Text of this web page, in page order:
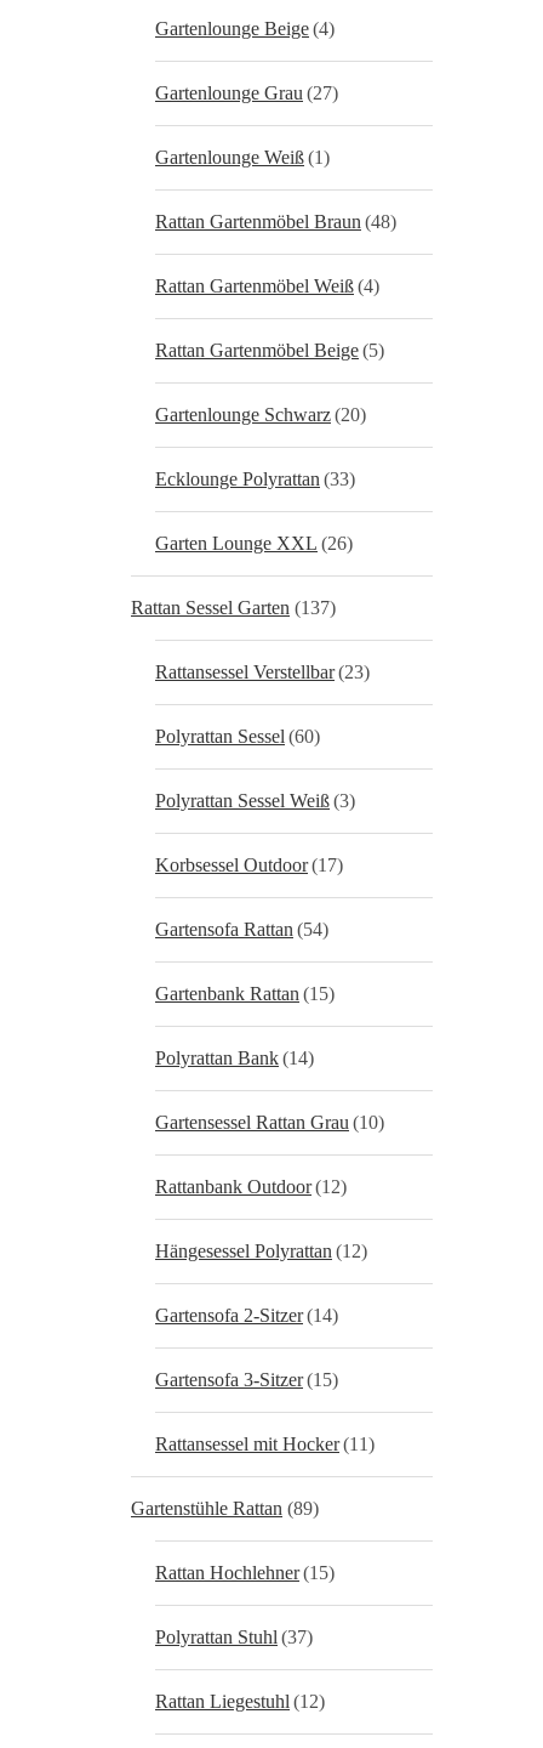
Gartenlounge Beige(4)
Gartenlounge Grau (27)
Gartenlounge Weiß(1)
Rattan Gartenmöbel Braun (48)
Rattan Gartenmöbel Weiß(4)
Rattan Gartenmöbel Beige(5)
Gartenlounge Schwarz(20)
Ecklounge Polyrattan (33)
Garten Lounge XXL (26)
Rattan Sessel Garten (137)
Rattansessel Verstellbar(23)
Polyrattan Sessel (60)
Polyrattan Sessel Weiß(3)
Korbsessel Outdoor(17)
Gartensofa Rattan (54)
Gartenbank Rattan (15)
Polyrattan Bank(14)
Gartensessel Rattan Grau (10)
Rattanbank Outdoor(12)
Hängesessel Polyrattan (12)
Gartensofa 2-Sitzer(14)
Gartensofa 3-Sitzer(15)
Rattansessel mit Hocker(11)
Gartenstühle Rattan (89)
Rattan Hochlehner(15)
Polyrattan Stuhl (37)
Rattan Liegestuhl (12)